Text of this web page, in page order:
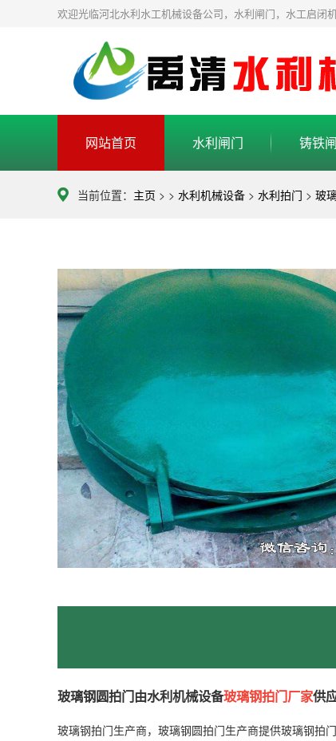
欢迎光临河北水利水工机械设备公司，水利闸门，水工启闭
网站首页 水利闸门 铸铁
当前位置： 主页 > > 水利机械设备 > 水利拍门 > 玻
玻璃钢圆拍门由水利机械设备玻璃钢拍门厂家供
玻璃钢拍门生产商，玻璃钢圆拍门生产商提供玻璃钢拍